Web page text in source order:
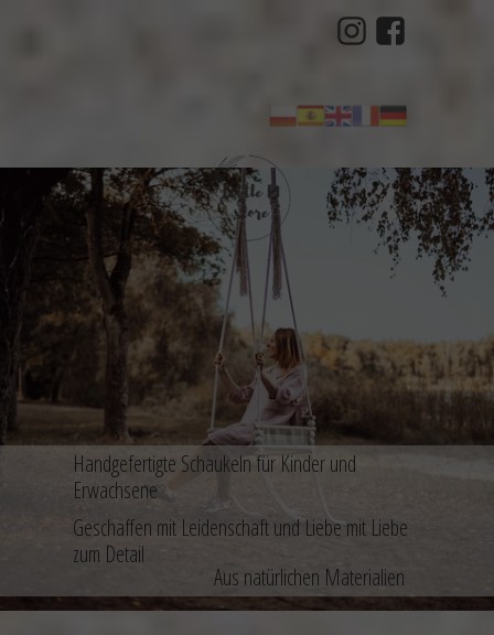
Handgefertigte Schaukeln für Kinder und
Erwachsene
Geschaffen mit Leidenschaft und Liebe mit Liebe
zum Detail
Aus natürlichen Materialien